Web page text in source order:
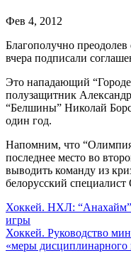
Фев 4, 2012
Благополучно
вчера подписали
Это нападающий
полузащитник
“Белшины” Николай
один год.
Напомним, что
последнее место во
выводить команду из
белорусский
Навигация
по
записям
Хоккей. НХЛ: “Анахайм”
игры
Хоккей. Руководство
«меры дисциплинарного